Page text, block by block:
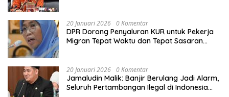
20 Januari 2026 0 Komentar
DPR Dorong Penyaluran KUR untuk Pekerja
Migran Tepat Waktu dan Tepat Sasaran
20 Januari 2026 0 Komentar
Jamaludin Malik: Banjir Berulang Jadi Alarm,
Seluruh Pertambangan Ilegal di Indonesia